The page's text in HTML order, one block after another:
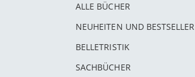
ALLE BÜCHER
NEUHEITEN UND BESTSELLER
BELLETRISTIK
SACHBÜCHER